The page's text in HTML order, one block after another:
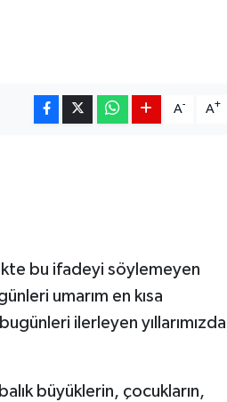
A- A+
bu ifadeyi söylemeyen
umarım en kısa
ilerleyen yıllarımızda
büyüklerin, çocukların,